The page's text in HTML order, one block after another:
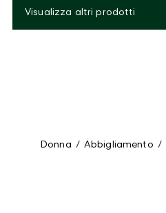
Visualizza altri prodotti
Donna / Abbigliamento /